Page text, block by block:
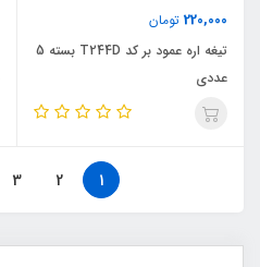
220,000 تومان
تیغه اره عمود بر کد T244D بسته 5
عددی
1
2
3